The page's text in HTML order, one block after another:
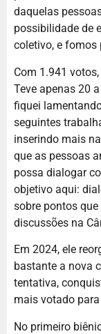
daquelas
possibilidade de
coletivo, e fomos
Com 1.941
Teve apenas 20
fiquei
seguintes
inserindo mais
que as pessoas
possa dialogar
objetivo aqui:
sobre pontos
discussões na
Em 2024, ele
bastante a nova
tentativa,
mais votado
No primeiro